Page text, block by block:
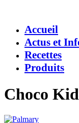
Accueil
Actus et
Recettes
Produits
Choco